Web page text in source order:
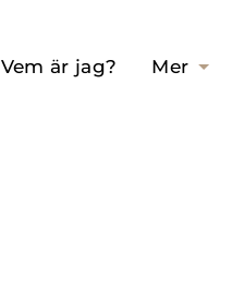
Vem är jag? Mer